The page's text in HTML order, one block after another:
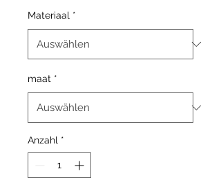
Materiaal *
maat *
Anzahl *